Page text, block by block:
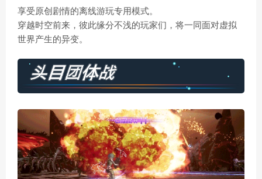
享受原创剧情的离线游玩专用模式。
穿越时空前来，彼此缘分不浅的玩家们，将一同面对虚拟
世界产生的异变。